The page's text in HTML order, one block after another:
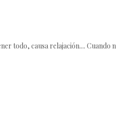
todo, causa relajación.... Cuando